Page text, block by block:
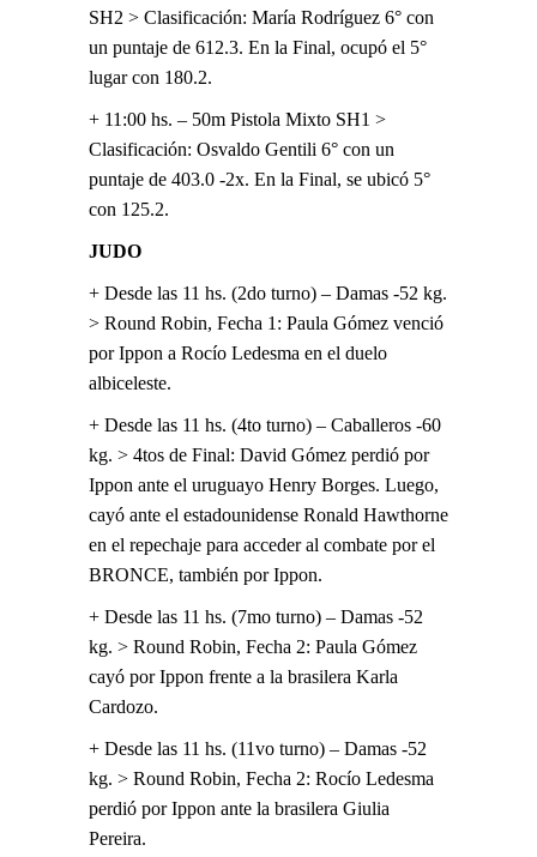
SH2 > Clasificación: María Rodríguez 6° con
un puntaje de 612.3. En la Final, ocupó el 5°
lugar con 180.2.
+ 11:00 hs. – 50m Pistola Mixto SH1 >
Clasificación: Osvaldo Gentili 6° con un
puntaje de 403.0 -2x. En la Final, se ubicó 5°
con 125.2.
JUDO
+ Desde las 11 hs. (2do turno) – Damas -52 kg.
> Round Robin, Fecha 1: Paula Gómez venció
por Ippon a Rocío Ledesma en el duelo
albiceleste.
+ Desde las 11 hs. (4to turno) – Caballeros -60
kg. > 4tos de Final: David Gómez perdió por
Ippon ante el uruguayo Henry Borges. Luego,
cayó ante el estadounidense Ronald Hawthorne
en el repechaje para acceder al combate por el
BRONCE, también por Ippon.
+ Desde las 11 hs. (7mo turno) – Damas -52
kg. > Round Robin, Fecha 2: Paula Gómez
cayó por Ippon frente a la brasilera Karla
Cardozo.
+ Desde las 11 hs. (11vo turno) – Damas -52
kg. > Round Robin, Fecha 2: Rocío Ledesma
perdió por Ippon ante la brasilera Giulia
Pereira.